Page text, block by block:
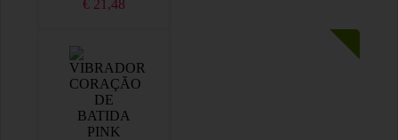
€ 21,48